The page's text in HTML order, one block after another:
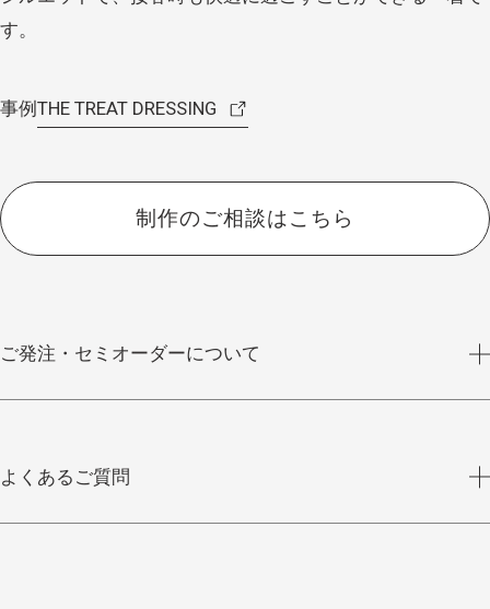
す。
事例 THE TREAT DRESSING
制作のご相談はこちら
ご発注・セミオーダーについて
よくあるご質問